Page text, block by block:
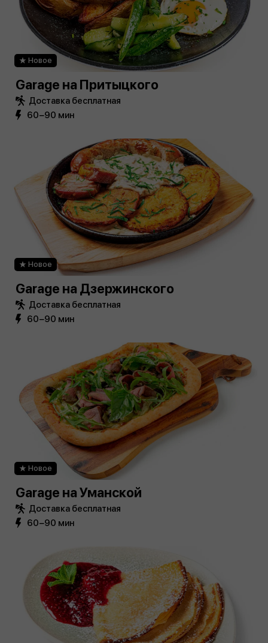
Новое
Garage на Притыцкого
Доставка бесплатная
60−90 мин
Новое
Garage на Дзержинского
Доставка бесплатная
60−90 мин
Новое
Garage на Уманской
Доставка бесплатная
60−90 мин